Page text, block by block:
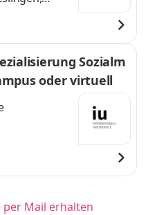
Sozialm
oder virtuell
per Mail erhalten